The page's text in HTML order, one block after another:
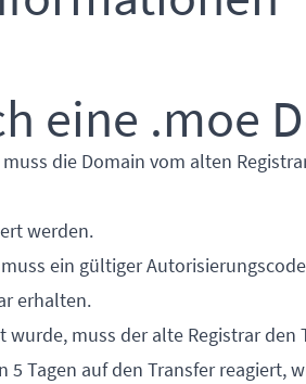
eine .moe
die Domain vom alten
werden.
ein gültiger
erhalten.
muss der alte Registrar den
Tagen auf den Transfer reagiert,